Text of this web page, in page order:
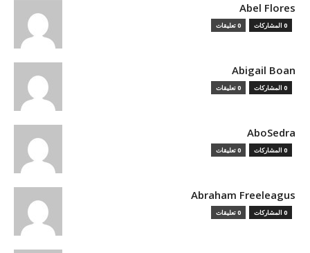
Abel Flores
0 المشاركات 0 تعليقات
Abigail Boan
0 المشاركات 0 تعليقات
AboSedra
0 المشاركات 0 تعليقات
Abraham Freeleagus
0 المشاركات 0 تعليقات